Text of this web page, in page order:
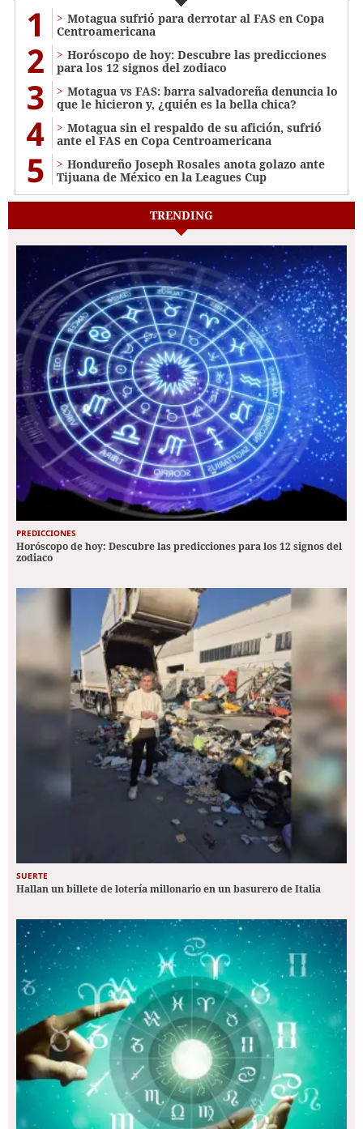
1
Motagua sufrió para derrotar al FAS en Copa
Centroamericana
2
Horóscopo de hoy: Descubre las predicciones
para los 12 signos del zodiaco
3
Motagua vs FAS: barra salvadoreña denuncia lo
que le hicieron y, ¿quién es la bella chica?
4
Motagua sin el respaldo de su afición, sufrió
ante el FAS en Copa Centroamericana
5
Hondureño Joseph Rosales anota golazo ante
Tijuana de México en la Leagues Cup
TRENDING
PREDICCIONES
Horóscopo de hoy: Descubre las predicciones para los 12 signos del
zodiaco
SUERTE
Hallan un billete de lotería millonario en un basurero de Italia